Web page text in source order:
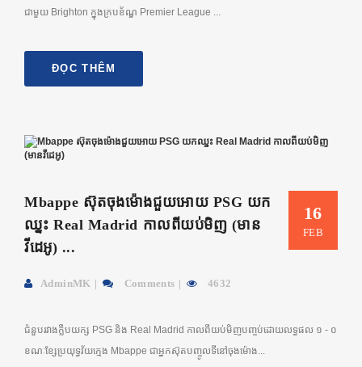
ជាមួយ Brighton ក្នុងក្របខ័ណ្ឌ Premier League ...
ĐỌC THÊM
16
FEB
Mbappe ស៊ុតចុងម៉ោងជួយអោយ PSG យក
ឈ្នះ Real Madrid កាលពីយប់មិញ (មាន
វីដេអូ) ...
AdminMK Comments 4632
ជំនួបរវាងក្លឹបយក្ស PSG និង Real Madrid កាលពីយប់មិញបញ្ចប់ដោយលទ្ធផល ១ - ០
ខណៈខ្សែប្រយុទ្ធវ័យក្មេង Mbappe ជាអ្នកស៊ុតបញ្ចូលទីនៅចុងម៉ោង...